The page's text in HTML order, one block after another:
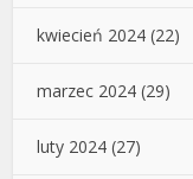
kwiecień 2024 (22)
marzec 2024 (29)
luty 2024 (27)